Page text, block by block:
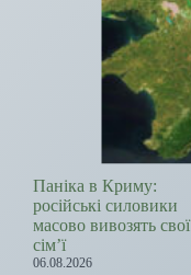
Паніка в Криму:
російські силовики
масово вивозять свої
сім’ї
06.08.2026